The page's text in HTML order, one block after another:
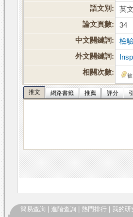
語文別:
英文
論文頁數:
34
中文關鍵詞:
檢
外文關鍵詞:
相關次數:
推文 網路書籤 推薦 評分
簡易查詢 進階查詢 熱門排行 我的研